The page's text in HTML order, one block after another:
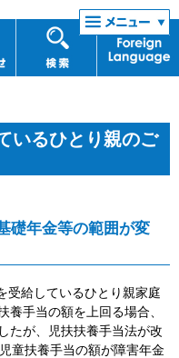
いるひとり親のご
礎年金等の範囲が変
給しているひとり親家庭
手当の額を上回る場合、
たが、児扶扶養手当法が改
童扶養手当の額が障害年金